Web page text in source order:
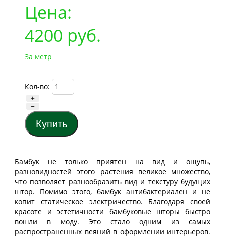
Цена:
4200 руб.
За метр
Кол-во:
Бамбук не только приятен на вид и ощупь,
разновидностей этого растения великое множество,
что позволяет разнообразить вид и текстуру будущих
штор. Помимо этого, бамбук антибактериален и не
копит статическое электричество. Благодаря своей
красоте и эстетичности бамбуковые шторы быстро
вошли в моду. Это стало одним из самых
распространенных веяний в оформлении интерьеров.